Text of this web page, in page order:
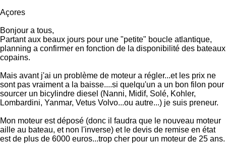
Açores
Bonjour a tous,
Partant aux beaux jours pour une "petite" boucle atlantique,
planning a confirmer en fonction de la disponibilité des bateaux
copains.
Mais avant j'ai un problème de moteur a régler...et les prix ne
sont pas vraiment a la baisse....si quelqu'un a un bon filon pour
sourcer un bicylindre diesel (Nanni, Midif, Solé, Kohler,
Lombardini, Yanmar, Vetus Volvo...ou autre...) je suis preneur.
Mon moteur est déposé (donc il faudra que le nouveau moteur
aille au bateau, et non l'inverse) et le devis de remise en état
est de plus de 6000 euros...trop cher pour un moteur de 25 ans.